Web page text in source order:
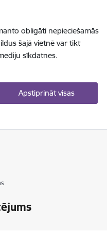
obligāti nepieciešamās
šajā vietnē var tikt
sīkdatnes.
Apstiprināt visas